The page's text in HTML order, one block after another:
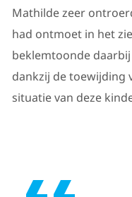
Mathilde zeer
had ontmoet in het
beklemtoonde
dankzij de toewijding
situatie van deze